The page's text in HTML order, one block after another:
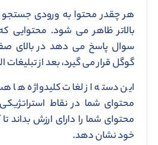
هر چقدر محتوا به ورودی جستجو
بالاتر ظاهر می شود. محتوایی
سوال پاسخ می دهد در بالای
گوگل قرار می گیرد، بعد از تبلیغات
این دسته از لغات کلیدواژه ها
محتوای شما در نقاط
محتوای شما را دارای ارزش بداند
خود نشان دهد.